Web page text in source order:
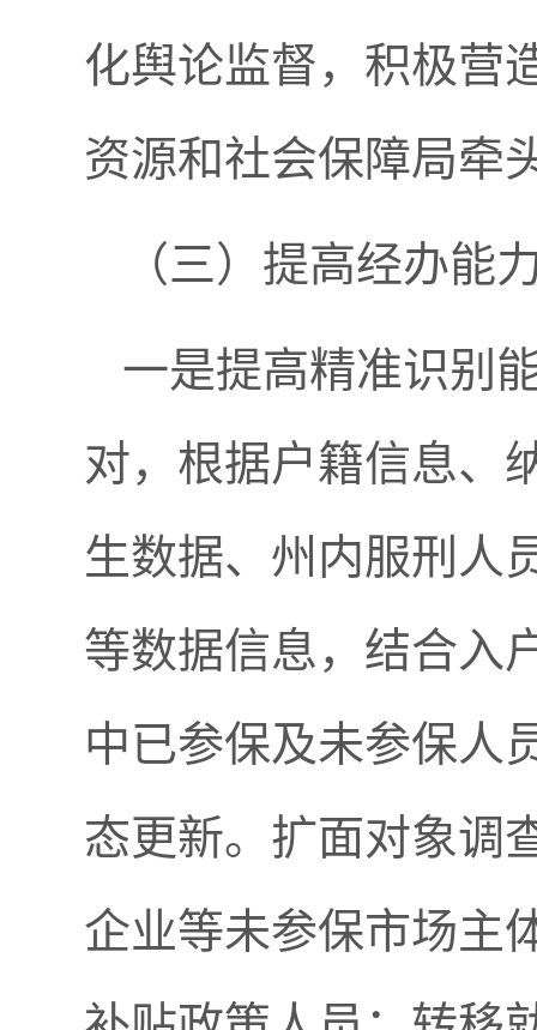
化舆论监督，积极营
资源和社会保障局牵
（三）提高经办能
一是提高精准识别
对，根据户籍信息、
生数据、州内服刑人
等数据信息，结合入
中已参保及未参保人
态更新。扩面对象调
企业等未参保市场主